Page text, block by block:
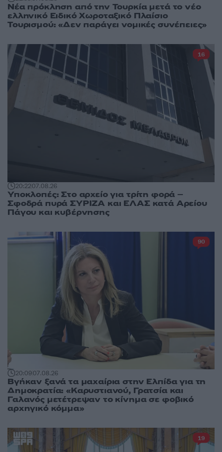
Νέα πρόκληση από την Τουρκία μετά το νέο
ελληνικό Ειδικό Χωροταξικό Πλαίσιο
Τουρισμού: «Δεν παράγει νομικές συνέπειες»
20:2207.08.26
Υποκλοπές: Στο αρχείο για τρίτη φορά –
Σφοδρά πυρά ΣΥΡΙΖΑ και ΕΛΑΣ κατά Αρείου
Πάγου και κυβέρνησης
16
20:0907.08.26
Βγήκαν ξανά τα μαχαίρια στην Ελπίδα για τη
Δημοκρατία: «Καρυστιανού, Γρατσία και
Γαλανός μετέτρεψαν το κίνημα σε φοβικό
αρχηγικό κόμμα»
90
19